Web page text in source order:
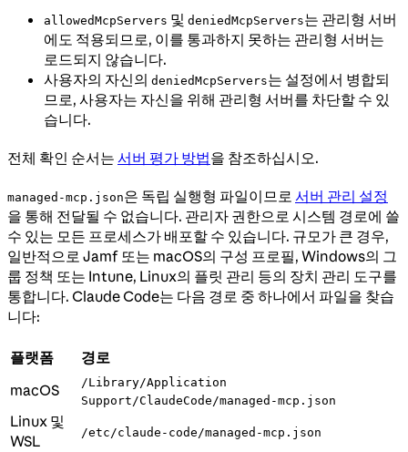
allowedMcpServers 및 deniedMcpServers는 관리형 서버
에도 적용되므로, 이를 통과하지 못하는 관리형 서버는
로드되지 않습니다.
사용자의 자신의 deniedMcpServers는 설정에서 병합되
므로, 사용자는 자신을 위해 관리형 서버를 차단할 수 있
습니다.
전체 확인 순서는 서버 평가 방법을 참조하십시오.
managed-mcp.json은 독립 실행형 파일이므로 서버 관리 설정
을 통해 전달될 수 없습니다. 관리자 권한으로 시스템 경로에 쓸
수 있는 모든 프로세스가 배포할 수 있습니다. 규모가 큰 경우,
일반적으로 Jamf 또는 macOS의 구성 프로필, Windows의 그
룹 정책 또는 Intune, Linux의 플릿 관리 등의 장치 관리 도구를
통합니다. Claude Code는 다음 경로 중 하나에서 파일을 찾습
니다:
플랫폼
경로
macOS
/Library/Application
Support/ClaudeCode/managed-mcp.json
Linux 및
WSL
/etc/claude-code/managed-mcp.json